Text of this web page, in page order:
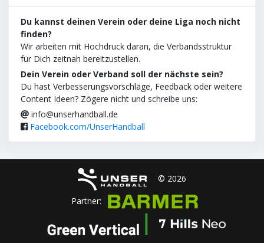
Du kannst deinen Verein oder deine Liga noch nicht
finden?
Wir arbeiten mit Hochdruck daran, die Verbandsstruktur
für Dich zeitnah bereitzustellen.
Dein Verein oder Verband soll der nächste sein?
Du hast Verbesserungsvorschläge, Feedback oder weitere
Content Ideen? Zögere nicht und schreibe uns:
info@unserhandball.de
Facebook.com/UnserHandball
© 2026
Partner: